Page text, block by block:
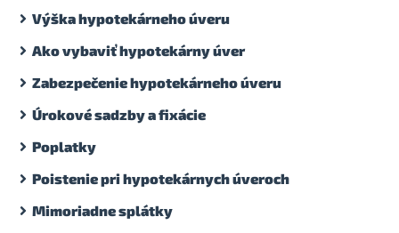
Výška hypotekárneho úveru
Ako vybaviť hypotekárny úver
Zabezpečenie hypotekárneho úveru
Úrokové sadzby a fixácie
Poplatky
Poistenie pri hypotekárnych úveroch
Mimoriadne splátky